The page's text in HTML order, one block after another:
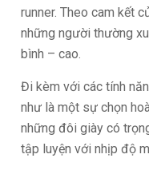
runner. Theo cam kết
những người thường
bình – cao.
Đi kèm với các tính
như là một sự chọn
những đôi giày có
tập luyện với nhịp độ